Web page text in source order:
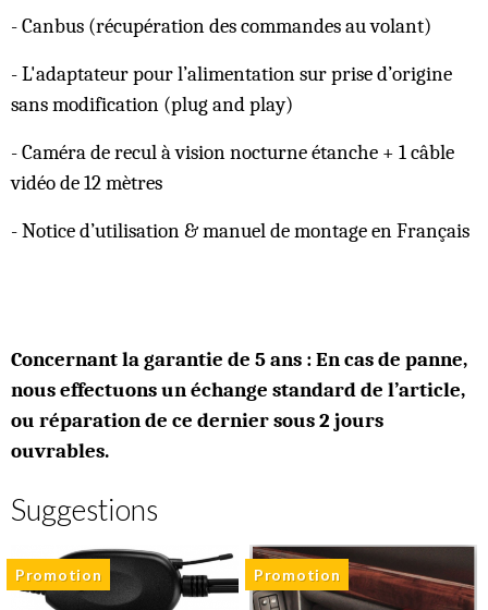
- Canbus (récupération des commandes au volant)
- L'adaptateur pour l’alimentation sur prise d’origine
sans modification (plug and play)
- Caméra de recul à vision nocturne étanche + 1 câble
vidéo de 12 mètres
- Notice d’utilisation & manuel de montage en Français
Concernant la garantie de 5 ans : En cas de panne,
nous effectuons un échange standard de l’article,
ou réparation de ce dernier sous 2 jours
ouvrables.
Suggestions
Promotion Promotion